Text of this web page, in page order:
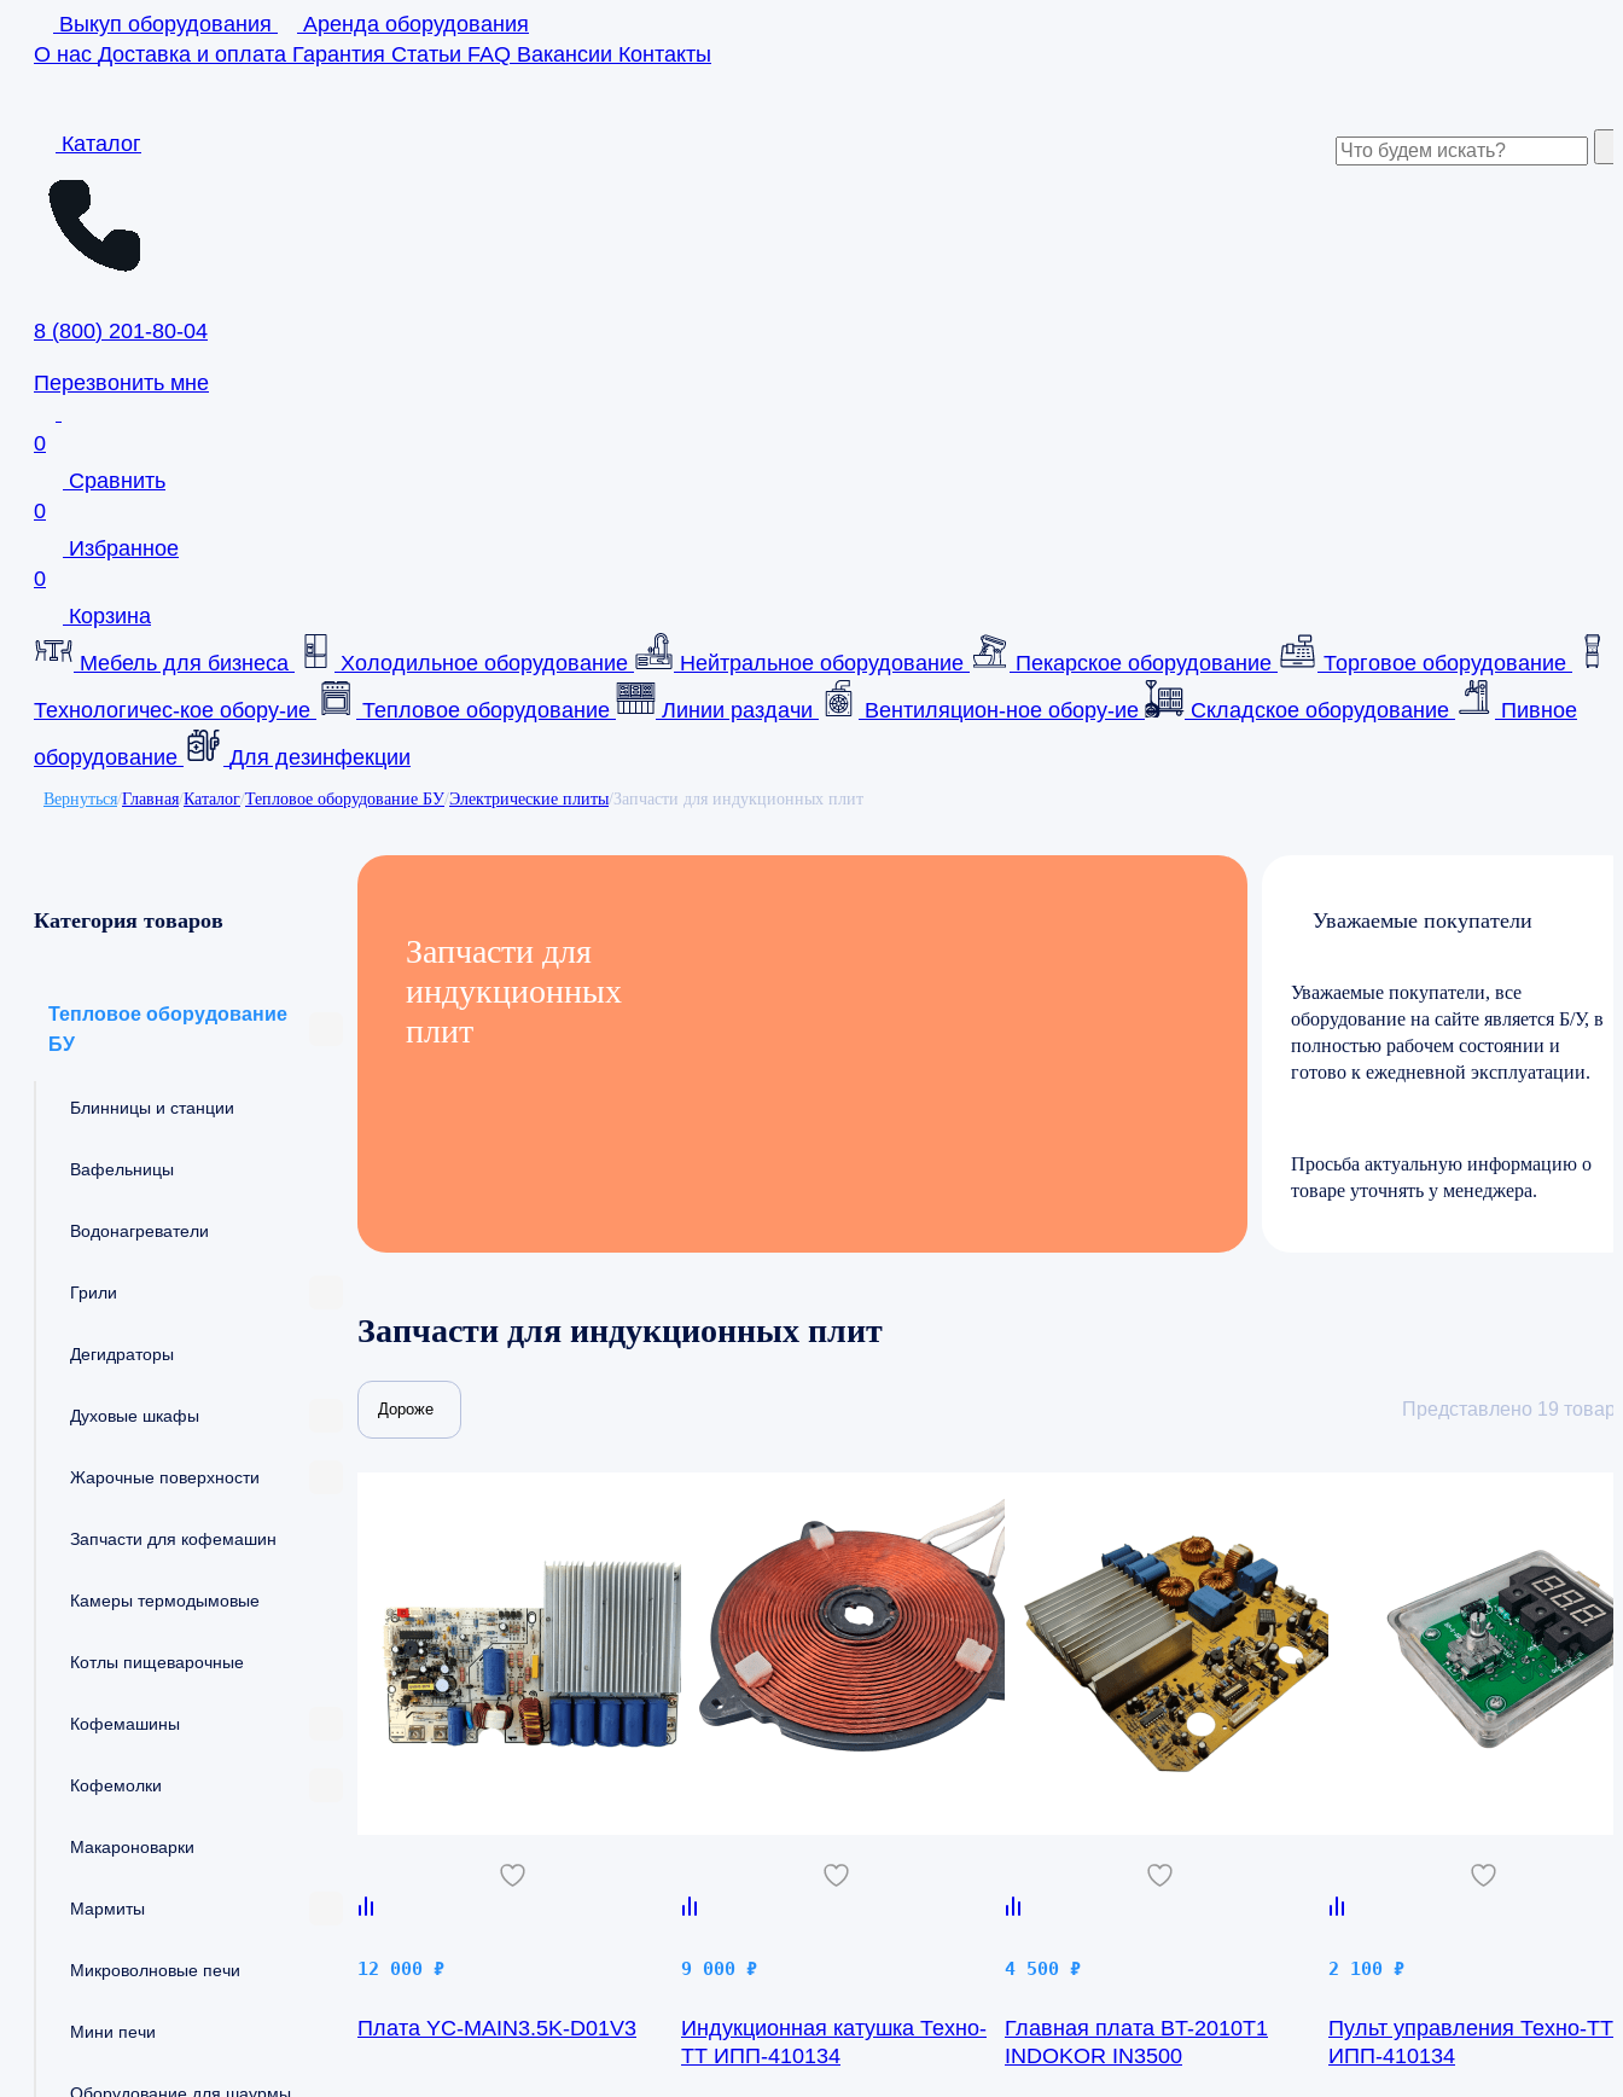
Выкуп оборудования
Аренда оборудования
О нас Доставка и оплата Гарантия Статьи FAQ Вакансии Контакты
Каталог
8 (800) 201-80-04
Перезвонить мне
0
Сравнить
0
Избранное
0
Корзина
Мебель для бизнеса
Холодильное оборудование Нейтральное оборудование Пекарское оборудование
Торговое оборудование
Технологичес-кое обору-ие
Тепловое оборудование Линии раздачи Вентиляцион-ное обору-ие Складское оборудование
Пивное
оборудование
Для дезинфекции
Вернуться/Главная/Каталог/Тепловое оборудование БУ/Электрические плиты/Запчасти для индукционных плит
Категория товаров
Тепловое оборудование
БУ
Блинницы и станции
Вафельницы
Водонагреватели
Грили
Дегидраторы
Духовые шкафы
Жарочные поверхности
Запчасти для кофемашин
Камеры термодымовые
Котлы пищеварочные
Кофемашины
Кофемолки
Макароноварки
Мармиты
Микроволновые печи
Мини печи
Запчасти для
индукционных
плит
Уважаемые покупатели
Уважаемые покупатели, все
оборудование на сайте является Б/У, в
полностью рабочем состоянии и
готово к ежедневной эксплуатации.
Просьба актуальную информацию о
товаре уточнять у менеджера.
Запчасти для индукционных плит
Дороже Представлено 19
12 000 ₽
Плата YC-MAIN3.5K-D01V3
9 000 ₽
Индукционная катушка Техно-
ТТ ИПП-410134
4 500 ₽
Главная плата BT-2010T1
INDOKOR IN3500
2 100 ₽
Пульт управления Техно-ТТ
ИПП-410134